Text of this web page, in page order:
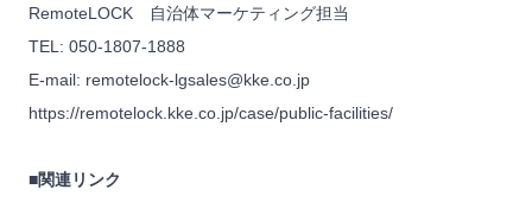
RemoteLOCK 自治体マーケティング担当
TEL: 050-1807-1888
E-mail: remotelock-lgsales@kke.co.jp
https://remotelock.kke.co.jp/case/public-facilities/
■関連リンク